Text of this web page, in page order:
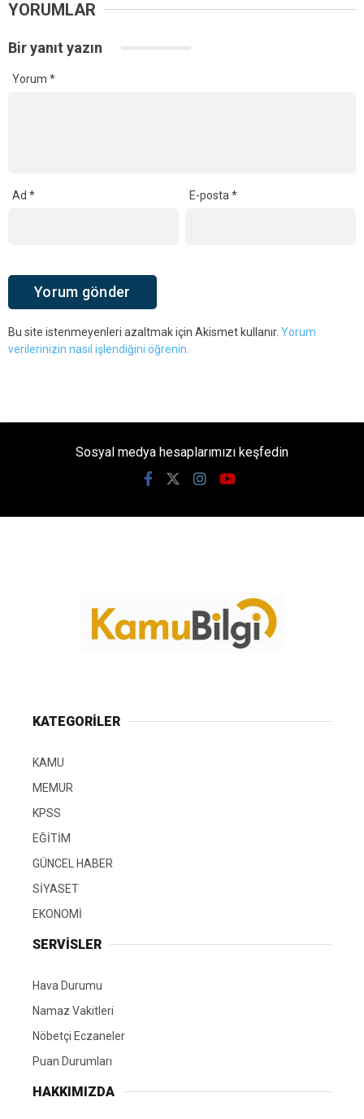
YORUMLAR
Bir yanıt yazın
Yorum *
Ad * E-posta*
Bu site istenmeyenleri azaltmak için Akismet kullanır. Yorum
verilerinizin nasıl işlendiğini öğrenin.
Sosyal medya hesaplarımızı keşfedin
KATEGORİLER
KAMU
MEMUR
KPSS
EĞİTİM
GÜNCEL HABER
SİYASET
EKONOMİ
SERVİSLER
Hava Durumu
Namaz Vakitleri
Nöbetçi Eczaneler
Puan Durumları
HAKKIMIZDA